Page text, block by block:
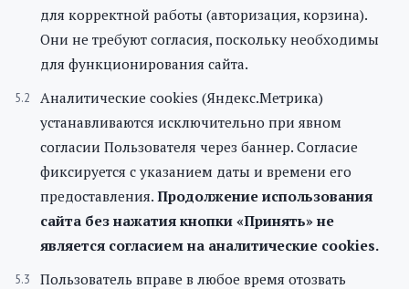
для корректной работы (авторизация, корзина).
Они не требуют согласия, поскольку необходимы
для функционирования сайта.
Аналитические cookies (Яндекс.Метрика)
устанавливаются исключительно при явном
согласии Пользователя через баннер. Согласие
фиксируется с указанием даты и времени его
предоставления. Продолжение использования
сайта без нажатия кнопки «Принять» не
является согласием на аналитические cookies.
Пользователь вправе в любое время отозвать